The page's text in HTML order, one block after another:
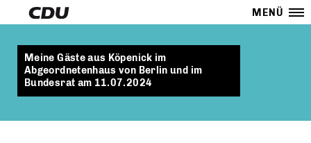
MENÜ
Meine Gäste aus Köpenick im
Abgeordnetenhaus von Berlin und im
Bundesrat am 11.07.2024